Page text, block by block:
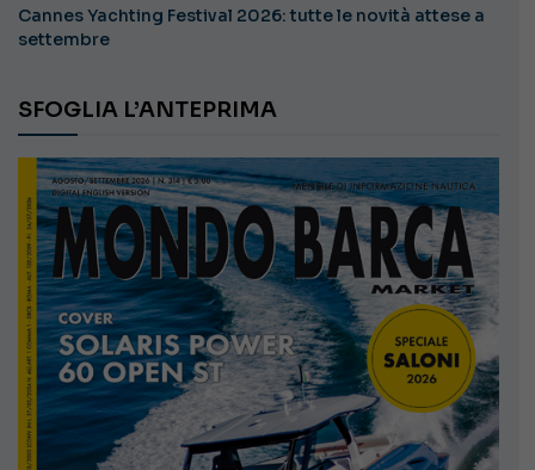
Cannes Yachting Festival 2026: tutte le novità attese a
settembre
SFOGLIA L’ANTEPRIMA